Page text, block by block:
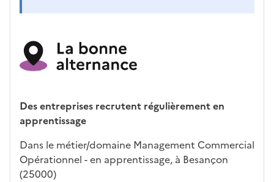
Des entreprises recrutent régulièrement en
apprentissage
Dans le métier/domaine Management Commercial
Opérationnel - en apprentissage, à Besançon
(25000)